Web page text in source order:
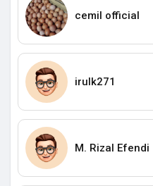
cemil official
irulk271
M. Rizal Efendi